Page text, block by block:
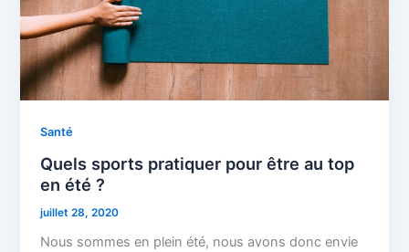
Santé
Quels sports pratiquer pour être au top
en été ?
juillet 28, 2020
Nous sommes en plein été, nous avons donc envie